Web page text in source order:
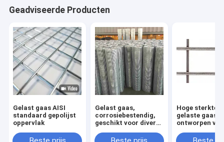
Geadviseerde Producten
Gelast gaas AISI
standaard gepolijst
oppervlak
Gelast gaas,
corrosiebestendig,
geschikt voor diverse
Hoge sterkte
gelaste gaas
ontworpen
afrastering en